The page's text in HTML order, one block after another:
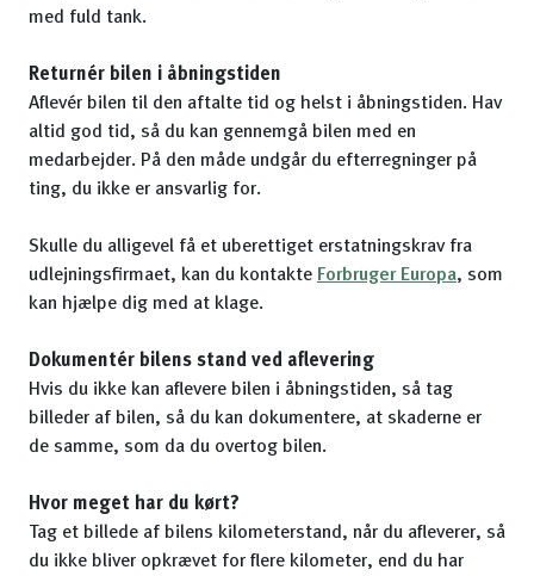
med fuld tank.
Returnér bilen i åbningstiden
Aflevér bilen til den aftalte tid og helst i åbningstiden. Hav
altid god tid, så du kan gennemgå bilen med en
medarbejder. På den måde undgår du efterregninger på
ting, du ikke er ansvarlig for.
Skulle du alligevel få et uberettiget erstatningskrav fra
udlejningsfirmaet, kan du kontakte Forbruger Europa, som
kan hjælpe dig med at klage.
Dokumentér bilens stand ved aflevering
Hvis du ikke kan aflevere bilen i åbningstiden, så tag
billeder af bilen, så du kan dokumentere, at skaderne er
de samme, som da du overtog bilen.
Hvor meget har du kørt?
Tag et billede af bilens kilometerstand, når du afleverer, så
du ikke bliver opkrævet for flere kilometer, end du har